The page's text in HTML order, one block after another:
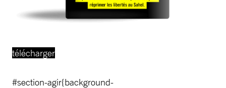
télécharger
#section-agir{background-